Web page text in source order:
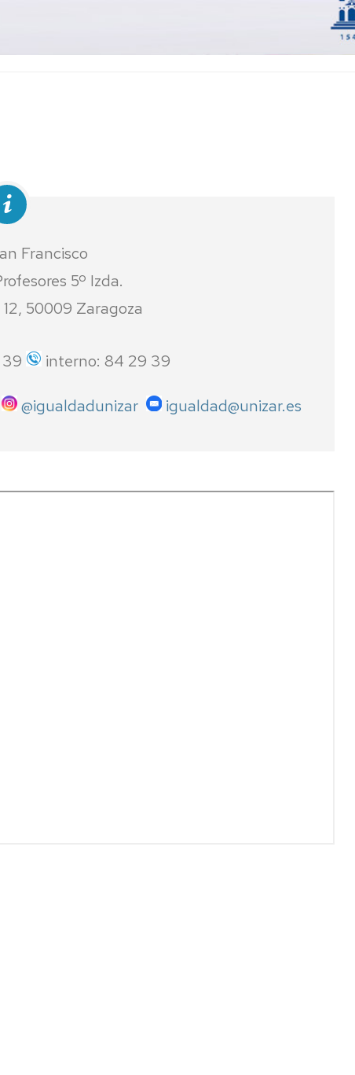
Francisco
5º Izda.
50009 Zaragoza
interno: 84 29 39
@igualdadunizar igualdad@unizar.es